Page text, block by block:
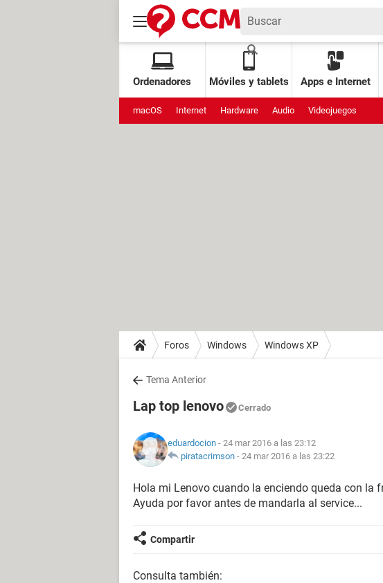
Ordenadores Móviles y tablets Apps e Internet
macOS Internet Hardware Audio Videojuegos
Foros Windows Windows XP
Tema Anterior
Lap top lenovo Cerrado
eduardocion - 24 mar 2016 a las 23:12
piratacrimson - 24 mar 2016 a las 23:22
Hola mi Lenovo cuando la enciendo queda con la
Ayuda por favor antes de mandarla al service...
Compartir
Consulta también: